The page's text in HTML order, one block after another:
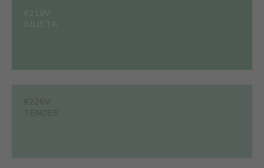
#219V
JULIETA
#226V
TENDER